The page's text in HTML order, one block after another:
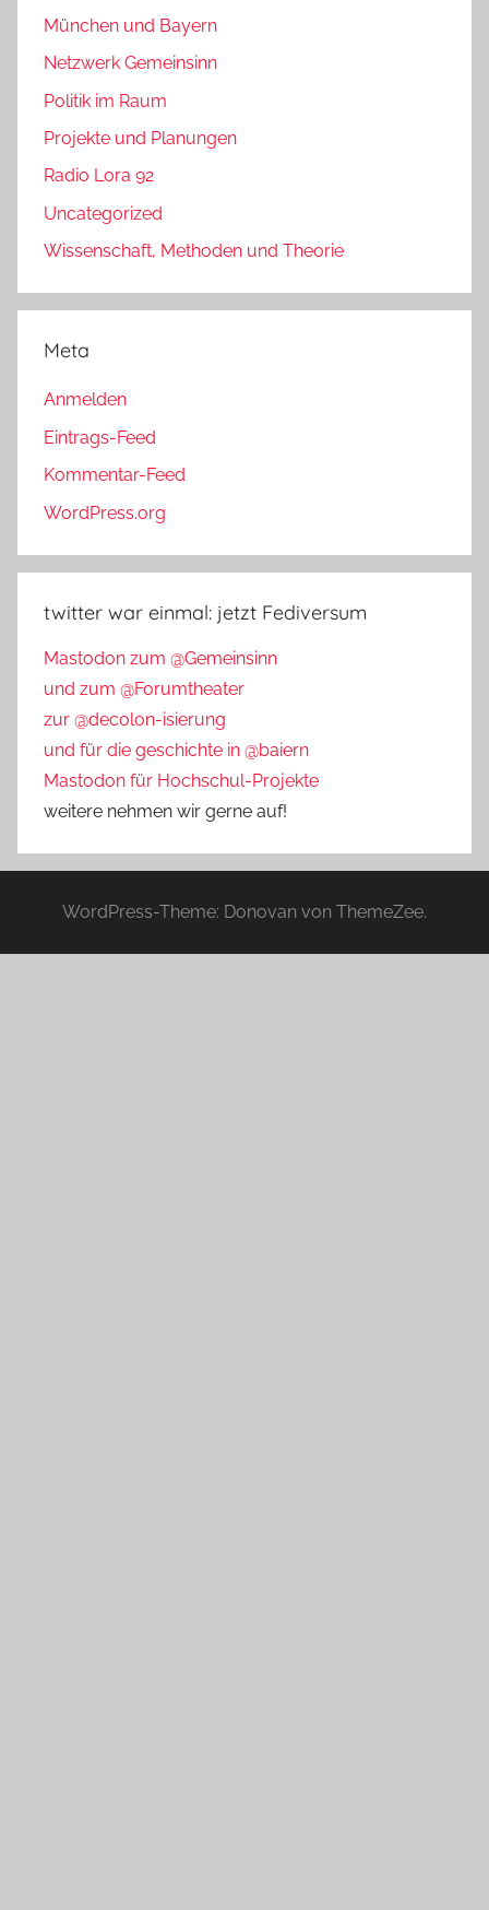
München und Bayern
Netzwerk Gemeinsinn
Politik im Raum
Projekte und Planungen
Radio Lora 92
Uncategorized
Wissenschaft, Methoden und Theorie
Meta
Anmelden
Eintrags-Feed
Kommentar-Feed
WordPress.org
twitter war einmal: jetzt Fediversum
Mastodon zum @Gemeinsinn
und zum @Forumtheater
zur @decolon-isierung
und für die geschichte in @baiern
Mastodon für Hochschul-Projekte
weitere nehmen wir gerne auf!
WordPress-Theme: Donovan von ThemeZee.